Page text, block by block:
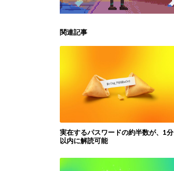
関連記事
実在するパスワードの約半数が、1分
以内に解読可能